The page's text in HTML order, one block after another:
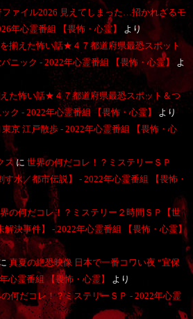
ファイル2026 見えてしまった…招かれざるモ
年心霊番組 【畏怖・心霊】
より
揃えた怖い話★４７都道府県最恐スポット
ニック - 2022年心霊番組 【畏怖・心霊】
よ
た怖い話★４７都道府県最恐スポット＆つ
ク - 2022年心霊番組 【畏怖・心霊】
より
東京 江戸散歩 - 2022年心霊番組 【畏怖・心
スに 世界の何だコレ！？ミステリーＳＰ
す水／都市伝説】 - 2022年心霊番組 【畏怖・
の何だコレ！？ミステリー２時間ＳＰ【世
決事件】 - 2022年心霊番組 【畏怖・心霊】
真夏の絶恐映像 日本で一番コワい夜 “宜保
心霊番組 【畏怖・心霊】
より
何だコレ！？ミステリーＳＰ - 2022年心霊